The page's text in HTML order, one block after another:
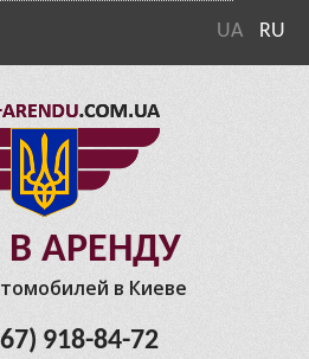
UA RU
В АРЕНДУ
в Киеве
918-84-72